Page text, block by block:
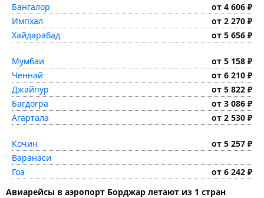
Бангалор
от 4 606 ₽
Импхал
от 2 270 ₽
Хайдарабад
от 5 656 ₽
Мумбаи
от 5 158 ₽
Ченнай
от 6 210 ₽
Джайпур
от 5 822 ₽
Багдогра
от 3 086 ₽
Агартала
от 2 530 ₽
Кочин
от 5 257 ₽
Варанаси
Гоа
от 6 242 ₽
Авиарейсы в аэропорт Борджар летают из 1 стран